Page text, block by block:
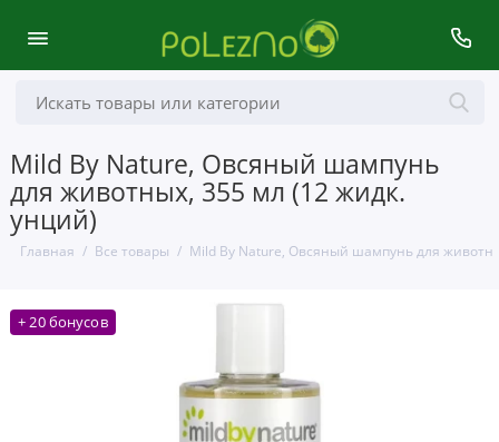
Mild By Nature, Овсяный шампунь
для животных, 355 мл (12 жидк.
унций)
Главная Все товары Mild By Nature, Овсяный шампунь для
+ 20 бонусов